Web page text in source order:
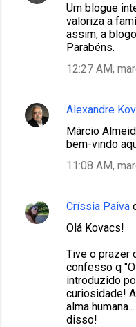
Um blogue
valoriza a
assim, a
Parabéns.
12:27 AM,
Alexandre
Márcio
bem-vindo
11:08 AM,
Críssia Paiva
Olá Kovacs!
Tive o prazer
confesso q
introduzido
curiosidade!
alma
disso!